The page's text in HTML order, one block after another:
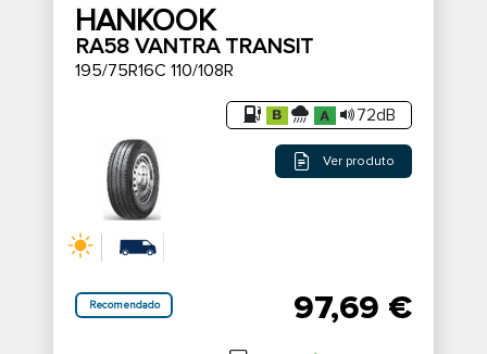
HANKOOK
RA58 VANTRA TRANSIT
195/75R16C 110/108R
72dB
Ver produto
Recomendado 97,69 €